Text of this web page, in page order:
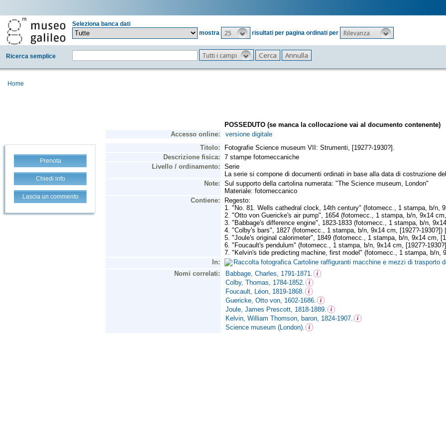
Seleziona banca dati
mostra
25 risultati per pagina ordinati per Rilevanza
Ricerca semplice Tutti i campi
Home
Prenota
Chiedi info
Lascia un commento